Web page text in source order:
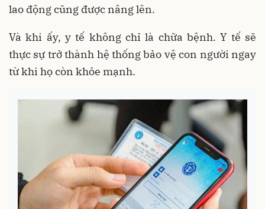
lao động cũng được nâng lên.
Và khi ấy, y tế không chỉ là chữa bệnh. Y tế sẽ
thực sự trở thành hệ thống bảo vệ con người ngay
từ khi họ còn khỏe mạnh.